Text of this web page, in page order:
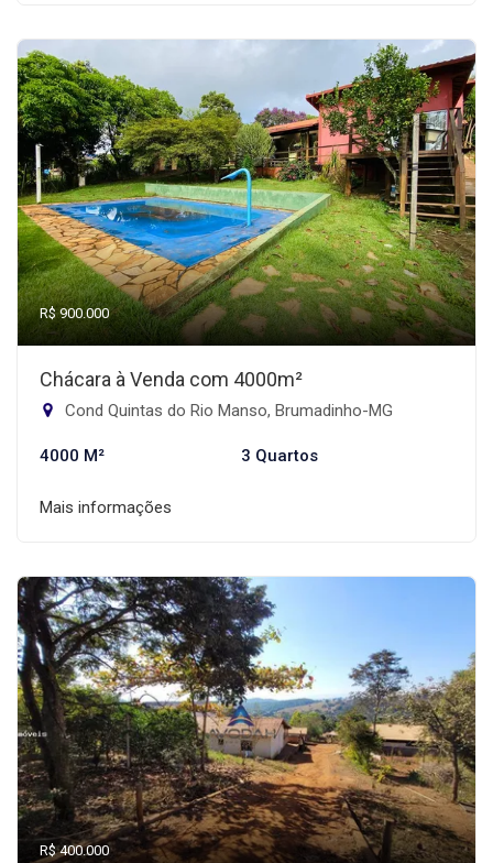
R$ 900.000
Chácara à Venda com 4000m²
Cond Quintas do Rio Manso, Brumadinho-MG
4000 M² 3 Quartos
Mais informações
R$ 400.000